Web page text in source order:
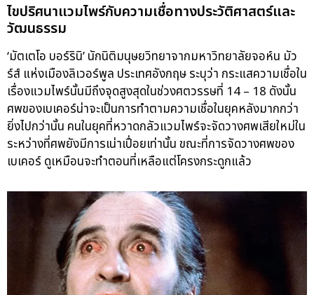
ไขปริศนาแวมไพร์กับความเชื่อทางประวัติศาสตร์และ
วัฒนธรรม
‘มัตเตโอ บอร์รินิ’ นักนิติมนุษยวิทยาจากมหาวิทยาลัยจอห์น มัว
ร์ส์ แห่งเมืองลิเวอร์พูล ประเทศอังกฤษ ระบุว่า กระแสความเชื่อใน
เรื่องแวมไพร์นั้นมีถึงจุดสูงสุดในช่วงศตวรรษที่ 14 – 18 ดังนั้น
ศพของเบเคอร์น่าจะเป็นการทำตามความเชื่อในยุคหลังมากกว่า
ยิ่งไปกว่านั้น คนในยุคที่หวาดกลัวแวมไพร์จะจัดวางศพเสียใหม่ใน
ระหว่างที่ศพยังมีการเน่าเปื่อยเท่านั้น ขณะที่การจัดวางศพของ
เบเคอร์ ดูเหมือนจะทำตอนที่เหลือแต่โครงกระดูกแล้ว